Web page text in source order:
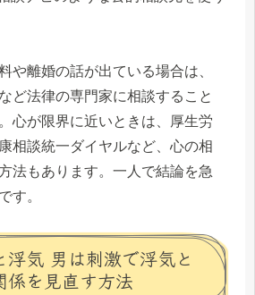
や離婚の話が出ている場合は、
ど法律の専門家に相談すること
心が限界に近いときは、厚生労
相談統一ダイヤルなど、心の相
法もあります。一人で結論を急
す。
浮気 男は刺激で浮気と
係を見直す方法